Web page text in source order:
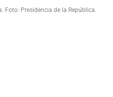
Foto: Presidencia de la República.